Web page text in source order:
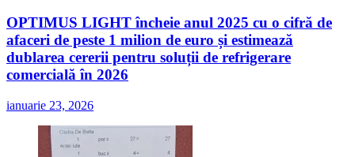
OPTIMUS LIGHT încheie anul 2025 cu o cifră de
afaceri de peste 1 milion de euro și estimează
dublarea cererii pentru soluții de refrigerare
comercială în 2026
ianuarie 23, 2026